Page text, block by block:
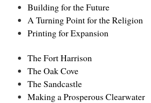
Building for the Future
A Turning Point for the Religion
Printing for Expansion
The Fort Harrison
The Oak Cove
The Sandcastle
Making a Prosperous Clearwater